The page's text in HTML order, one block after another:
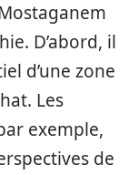
D’abord, il
d’une zone
Les
exemple,
de